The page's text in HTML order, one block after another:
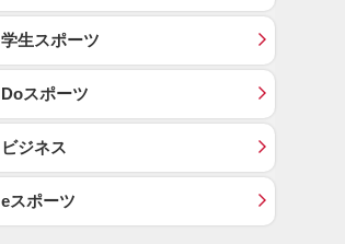
学生スポーツ
Doスポーツ
ビジネス
eスポーツ